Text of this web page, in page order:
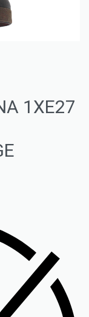
1ΧΕ27